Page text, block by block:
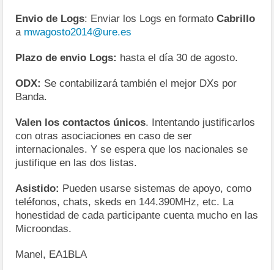
Envio de Logs: Enviar los Logs en formatoCabrillo
a mwagosto2014@ure.es
Plazo de envio Logs: hasta el día 30 de agosto.
ODX: Se contabilizará también el mejor DXs por
Banda.
Valen los contactos únicos. Intentando justificarlos
con otras asociaciones en caso de ser
internacionales. Y se espera que los nacionales se
justifique en las dos listas.
Asistido: Pueden usarse sistemas de apoyo, como
teléfonos, chats, skeds en 144.390MHz, etc. La
honestidad de cada participante cuenta mucho en las
Microondas.
Manel, EA1BLA